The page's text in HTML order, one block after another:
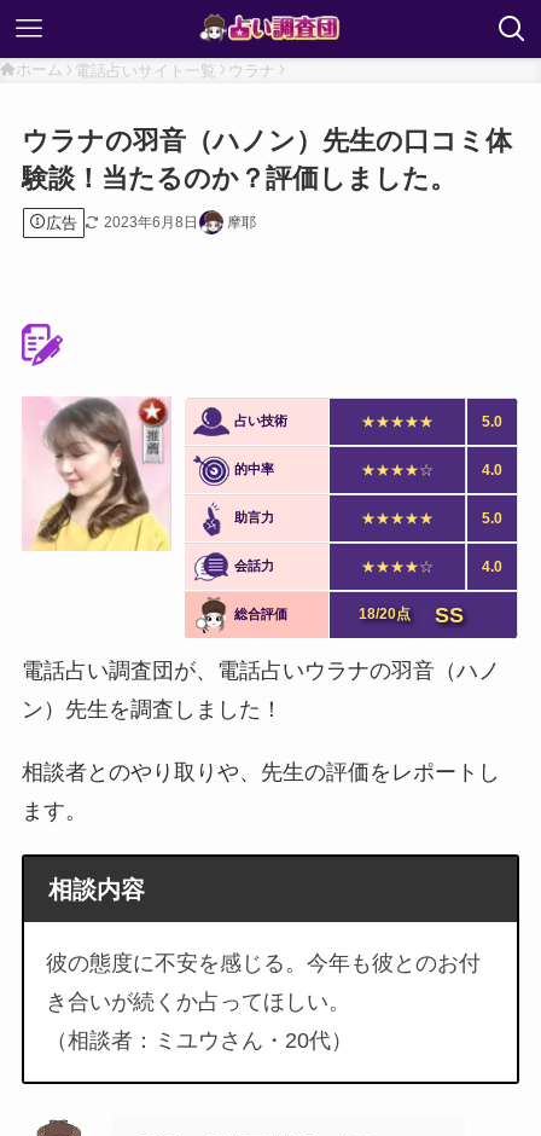
ホーム 電話占いサイト一覧 ウラナ
ウラナの羽音（ハノン）先生の口コミ体
験談！当たるのか？評価しました。
広告 2023年6月8日 摩耶
占い技術 ★★★★★ 5.0
的中率 ★★★★☆ 4.0
助言力 ★★★★★ 5.0
会話力 ★★★★☆ 4.0
総合評価 18/20点 SS
電話占い調査団が、電話占いウラナの羽音（ハノ
ン）先生を調査しました！
相談者とのやり取りや、先生の評価をレポートし
ます。
相談内容
彼の態度に不安を感じる。今年も彼とのお付
き合いが続くか占ってほしい。
（相談者：ミユウさん・20代）